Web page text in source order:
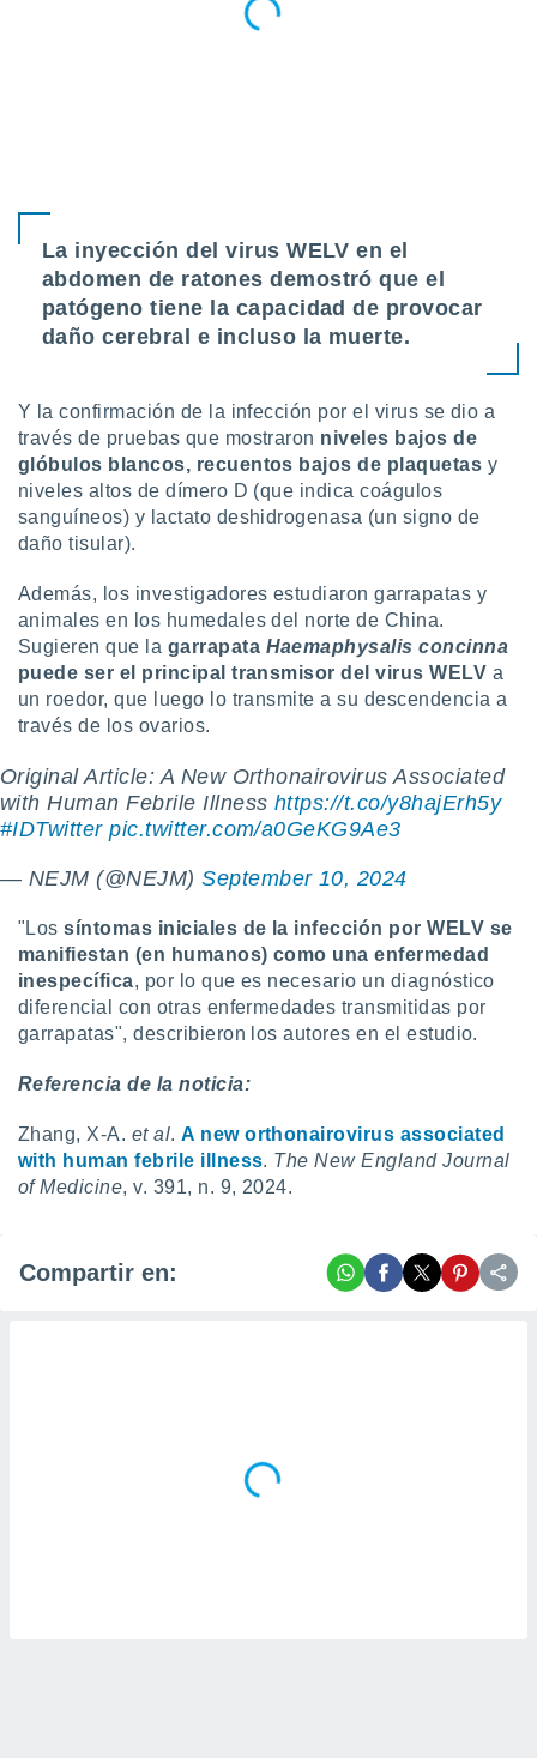
La inyección del virus WELV en el
abdomen de ratones demostró que el
patógeno tiene la capacidad de provocar
daño cerebral e incluso la muerte.
Y la confirmación de la infección por el virus se dio a
través de pruebas que mostraron niveles bajos de
glóbulos blancos, recuentos bajos de plaquetas y
niveles altos de dímero D (que indica coágulos
sanguíneos) y lactato deshidrogenasa (un signo de
daño tisular).
Además, los investigadores estudiaron garrapatas y
animales en los humedales del norte de China.
Sugieren que la garrapata Haemaphysalis concinna
puede ser el principal transmisor del virus WELV a
un roedor, que luego lo transmite a su descendencia a
través de los ovarios.
Original Article: A New Orthonairovirus Associated
with Human Febrile Illness https://t.co/y8hajErh5y
#IDTwitter pic.twitter.com/a0GeKG9Ae3
— NEJM (@NEJM)September 10, 2024
"Lossíntomas iniciales de la infección por WELV se
manifiestan (en humanos) como una enfermedad
inespecífica, por lo que es necesario un diagnóstico
diferencial con otras enfermedades transmitidas por
garrapatas", describieron los autores en el estudio.
Referencia de la noticia:
Zhang, X-A. et al.A new orthonairovirus associated
with human febrile illness. The New England Journal
of Medicine, v. 391, n. 9, 2024.
Compartir en: